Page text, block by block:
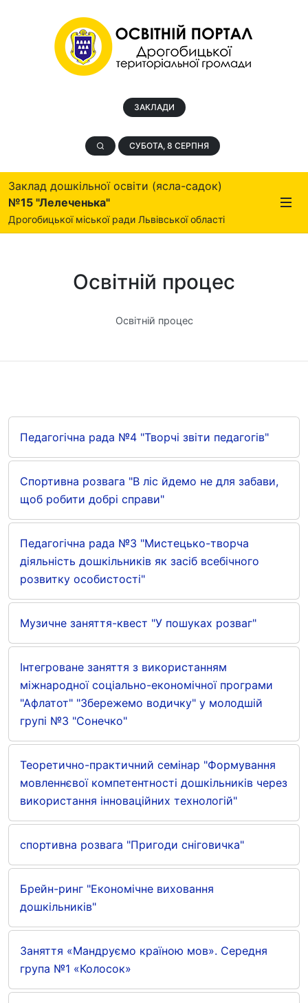
ЗАКЛАДИ
СУБОТА, 8 СЕРПНЯ
Заклад дошкільної освіти (ясла-садок)
№15 "Лелеченька"
Дрогобицької міської ради Львівської області
Освітній процес
Освітній процес
Педагогічна рада №4 "Творчі звіти педагогів"
Спортивна розвага "В ліс йдемо не для забави,
щоб робити добрі справи"
Педагогічна рада №3 "Мистецько-творча
діяльність дошкільників як засіб всебічного
розвитку особистості"
Музичне заняття-квест "У пошуках розваг"
Інтегроване заняття з використанням
міжнародної соціально-економічної програми
"Афлатот" "Збережемо водичку" у молодшій
групі №3 "Сонечко"
Теоретично-практичний семінар "Формування
мовленнєвої компетентності дошкільників через
використання інноваційних технологій"
спортивна розвага "Пригоди сніговичка"
Брейн-ринг "Економічне виховання
дошкільників"
Заняття «Мандруємо країною мов». Середня
група №1 «Колосок»